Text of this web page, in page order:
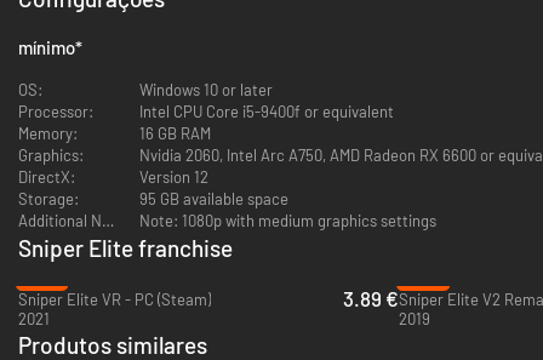
Executive (SOE), assume a liderança pela primeira vez ao descobrir uma
nazistas vençam a guerra.
A Resistência Francesa se junta à luta para eliminar esta adição mortal
ao arsenal do Reich.
Vários alvos da Lista de Mortes e diferentes pontos de infiltração e
proteção oferecem a você uma escolha única de como atingir objetivos e
criar seu próprio estilo de jogo.
A campanha completa também pode ser jogada no modo cooperativo.
Nesta luta contra a máquina de guerra nazista, chame um aliado para
compartilhar armas, itens e conhecimento tático, bem como se ajudar a
voltar à luta quando vocês caírem durante tiroteios.
mínimo*
OS:
Windows 10 or later
Processor:
Intel CPU Core i5-9400f or equivalent
Memory:
16 GB RAM
Graphics:
Nvidia 2060, Intel Arc A750, AMD Radeon RX 6600 or
DirectX:
Version 12
Storage:
95 GB available space
Additional Notes:
Note: 1080p with medium graphics settings
Sniper Elite franchise
Sniper Elite VR - PC (Steam)
2021
3.89 €Sniper Elite V2
2019
Produtos similares